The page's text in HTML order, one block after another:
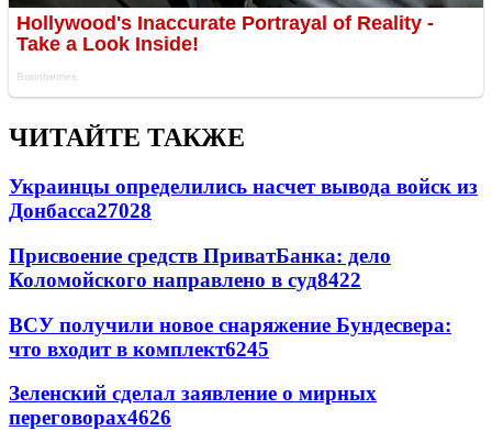
ЧИТАЙТЕ ТАКЖЕ
Украинцы определились насчет вывода войск из
Донбасса27028
Присвоение средств ПриватБанка: дело
Коломойского направлено в суд8422
ВСУ получили новое снаряжение Бундесвера:
что входит в комплект6245
Зеленский сделал заявление о мирных
переговорах4626